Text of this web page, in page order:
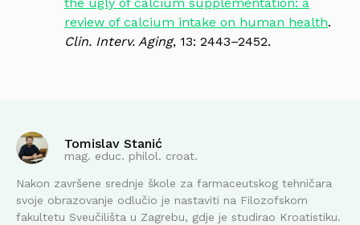
the ugly of calcium supplementation: a
review of calcium intake on human health.
Clin. Interv. Aging, 13: 2443–2452.
Tomislav Stanić
mag. educ. philol. croat.
Nakon završene srednje škole za farmaceutskog tehničara
svoje obrazovanje odlučio je nastaviti na Filozofskom
fakultetu Sveučilišta u Zagrebu, gdje je studirao Kroatistiku.